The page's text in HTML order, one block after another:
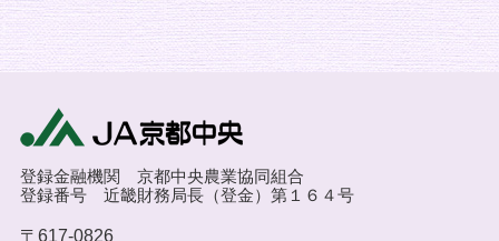
登録金融機関 京都中央農業協同組合
登録番号 近畿財務局長（登金）第１６４号
〒617-0826